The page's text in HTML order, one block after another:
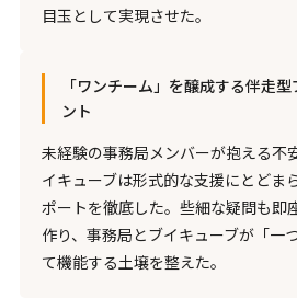
目玉として実現させた。
「ワンチーム」を醸成する伴走
ント
未経験の事務局メンバーが抱える不
イキューブは形式的な支援にとどま
ポートを徹底した。些細な疑問も即
作り、事務局とブイキューブが「一
て機能する土壌を整えた。